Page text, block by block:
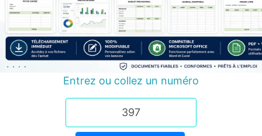
Entrez ou collez un numéro